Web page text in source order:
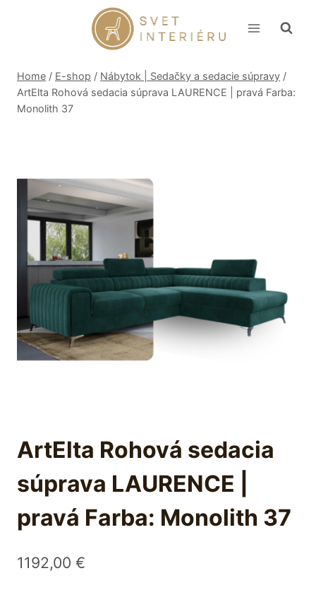
Home / E-shop / Nábytok | Sedačky a sedacie súpravy /
ArtElta Rohová sedacia súprava LAURENCE | pravá Farba:
Monolith 37
ArtElta Rohová sedacia
súprava LAURENCE |
pravá Farba: Monolith 37
1192,00 €